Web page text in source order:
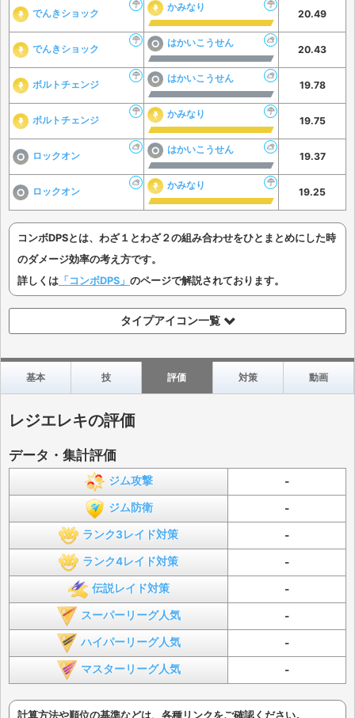
でんきショック
かみなり
20.49
でんきショック
はかいこうせん
20.43
ボルトチェンジ
はかいこうせん
19.78
ボルトチェンジ
かみなり
19.75
ロックオン
はかいこうせん
19.37
ロックオン
かみなり
19.25
コンボDPSとは、わざ１とわざ２の組み合わせをひとまとめにした時
のダメージ効率の考え方です。
詳しくは 「コンボDPS」 のページで解説されております。
タイプアイコン一覧
基本 技 評価 対策 動画
レジエレキの評価
データ・集計評価
ジム攻撃 -
ジム防衛 -
ランク3レイド対策 -
ランク4レイド対策 -
伝説レイド対策 -
スーパーリーグ人気 -
ハイパーリーグ人気 -
マスターリーグ人気 -
計算方法や順位の基準などは、各種リンクをご確認ください。